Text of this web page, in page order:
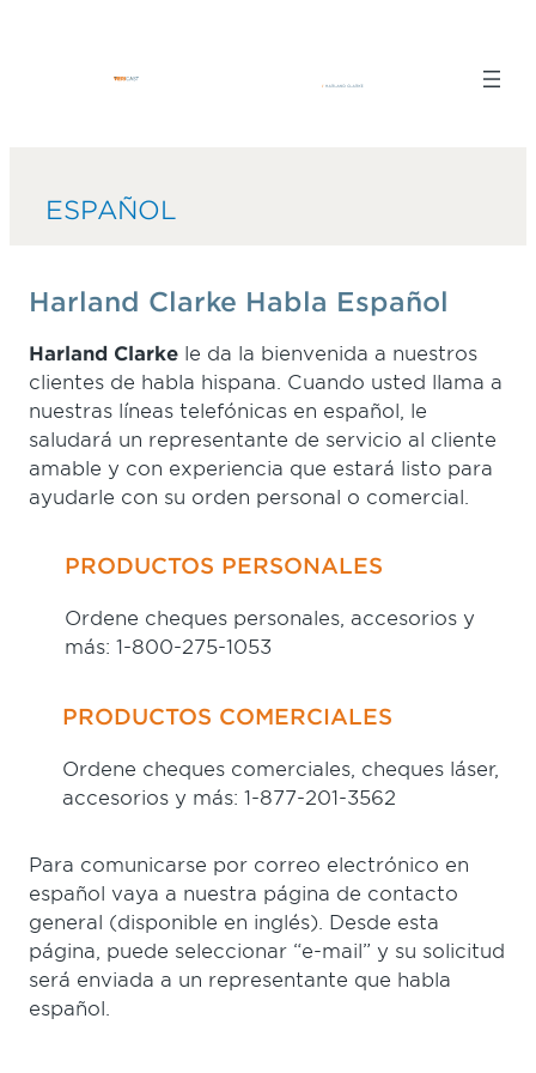
ESPAÑOL
Harland Clarke Habla Español
Harland Clarke le da la bienvenida a nuestros
clientes de habla hispana. Cuando usted llama a
nuestras líneas telefónicas en español, le
saludará un representante de servicio al cliente
amable y con experiencia que estará listo para
ayudarle con su orden personal o comercial.
PRODUCTOS PERSONALES
Ordene cheques personales, accesorios y
más: 1-800-275-1053
PRODUCTOS COMERCIALES
Ordene cheques comerciales, cheques láser,
accesorios y más: 1-877-201-3562
Para comunicarse por correo electrónico en
español vaya a nuestra página de contacto
general (disponible en inglés). Desde esta
página, puede seleccionar “e-mail” y su solicitud
será enviada a un representante que habla
español.